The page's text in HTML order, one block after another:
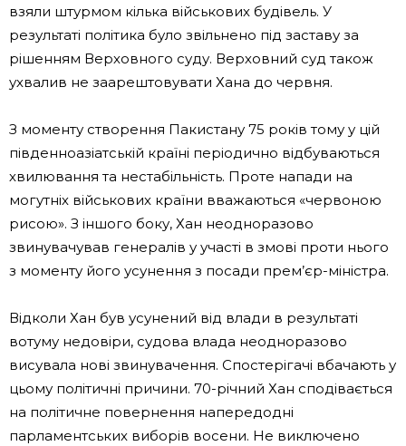
взяли штурмом кілька військових будівель. У
результаті політика було звільнено під заставу за
рішенням Верховного суду. Верховний суд також
ухвалив не заарештовувати Хана до червня.
З моменту створення Пакистану 75 років тому у цій
південноазіатській країні періодично відбуваються
хвилювання та нестабільність. Проте напади на
могутніх військових країни вважаються «червоною
рисою». З іншого боку, Хан неодноразово
звинувачував генералів у участі в змові проти нього
з моменту його усунення з посади прем’єр-міністра.
Відколи Хан був усунений від влади в результаті
вотуму недовіри, судова влада неодноразово
висувала нові звинувачення. Спостерігачі вбачають у
цьому політичні причини. 70-річний Хан сподівається
на політичне повернення напередодні
парламентських виборів восени. Не виключено